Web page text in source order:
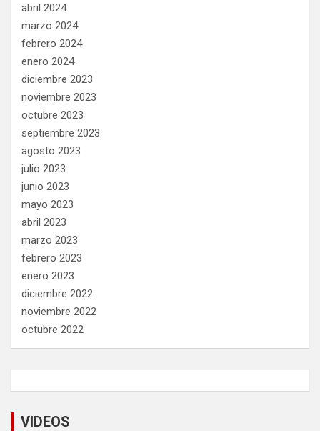
abril 2024
marzo 2024
febrero 2024
enero 2024
diciembre 2023
noviembre 2023
octubre 2023
septiembre 2023
agosto 2023
julio 2023
junio 2023
mayo 2023
abril 2023
marzo 2023
febrero 2023
enero 2023
diciembre 2022
noviembre 2022
octubre 2022
VIDEOS